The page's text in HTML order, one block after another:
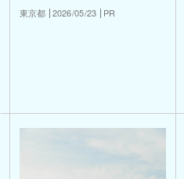
東京都 2026/05/23 PR